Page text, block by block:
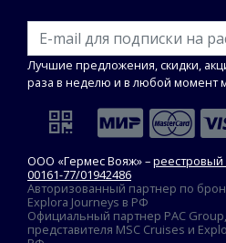
Лучшие предложения, скидки,
раза в неделю и в любой момент
ООО «Гермес Вояж» –реестровый
00161-77/01942486
Авторизованный партнер по
Explora Journeys в РФ
Официальный партнер PAC
представителя MSC Cruises и